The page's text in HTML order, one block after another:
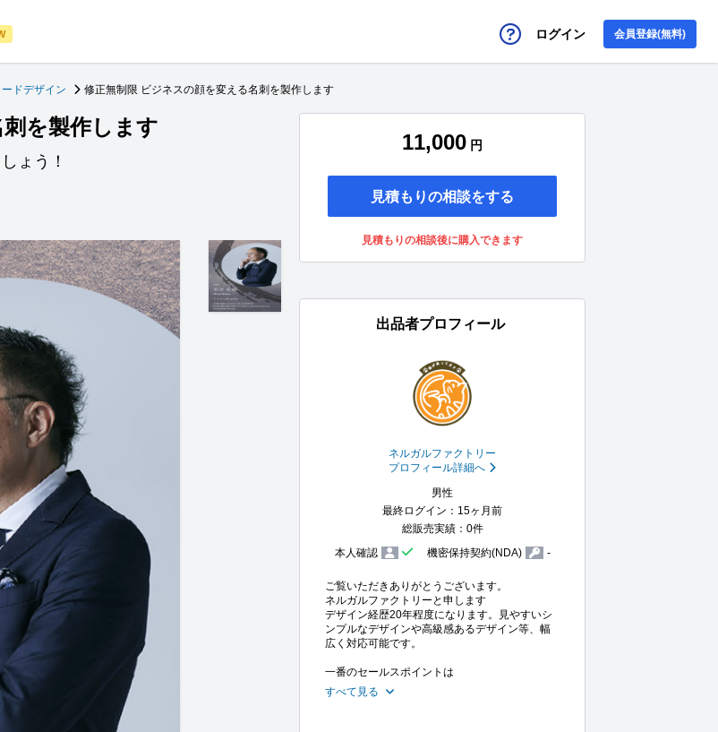
ログイン 会員登録(無料)
ドデザイン 修正無制限 ビジネスの顔を変える名刺を製作します
を製作します
ょう！
11,000 円
見積もりの相談をする
見積もりの相談後に購入できます
出品者プロフィール
ネルガルファクトリー
プロフィール詳細へ
男性
最終ログイン：15ヶ月前
総販売実績：0件
本人確認
機密保持契約(NDA) -
ご覧いただきありがとうございます。
ネルガルファクトリーと申します
デザイン経歴20年程度になります。見やすいシ
ンプルなデザインや高級感あるデザイン等、幅
広く対応可能です。
一番のセールスポイントは
すべて見る